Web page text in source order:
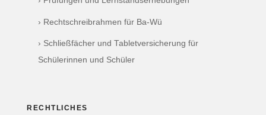
› Rechtschreibrahmen für Ba-Wü
› Schließfächer und Tabletversicherung für
Schülerinnen und Schüler
RECHTLICHES